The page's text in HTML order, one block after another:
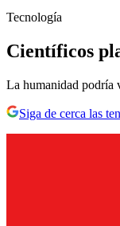
Tecnología
Científicos
La humanidad podría
Siga de cerca las